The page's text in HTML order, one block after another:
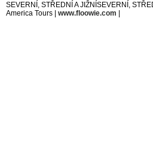
SEVERNÍ, STŘEDNÍ A JIŽNÍSEVERNÍ,
America Tours | www.floowie.com